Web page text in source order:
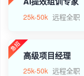
25k-50k 远程全职
高级项目经理
25k-50k 远程全职